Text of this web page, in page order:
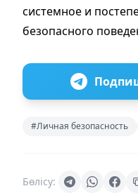
системное и
безопасного
#Личная безопасность
Бөлісу: